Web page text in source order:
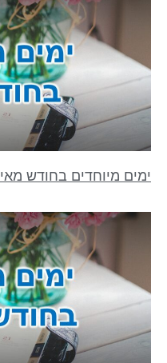
ימים מיוחדים בחודש מאי